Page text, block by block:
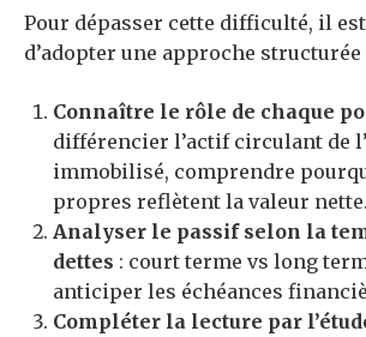
Pour dépasser cette difficulté, il
d’adopter une approche structurée
Connaître le rôle de chaque
différencier l’actif circulant de
immobilisé, comprendre
propres reflètent la valeur nette.
Analyser le passif selon la
dettes : court terme vs long
anticiper les échéances
Compléter la lecture par